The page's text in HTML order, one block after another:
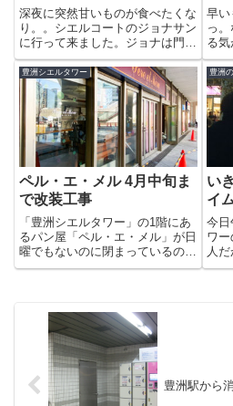
深夜に突然甘いものが食べたくな
り。。シエルコートのジョナサン
に行って来ました。ジョナは門前
仲町に住んでいた頃から仕事で遅
くなると行くことが多くて、同じ
メニューだし…と引っ越してから
はあえて行く気がしませんでし
た。が…けっこう門前仲町のジョ
ナ...
早い
っ
る気
ーの
営業
かで
豊洲シエルタワー
ペル・エ・メル 4月中旬ま
で改装工事
「豊洲シエルタワー」の1階にあ
るパン屋「ペル・エ・メル」が日
曜でもないのに閉まっているので
よく見ると・・改装工事をするそ
（火）は、店舗の一部を利用して
期間限定で店頭販売を行うそう...
豊洲
い
イ
今日
ワ
人
ベル
豊洲駅から